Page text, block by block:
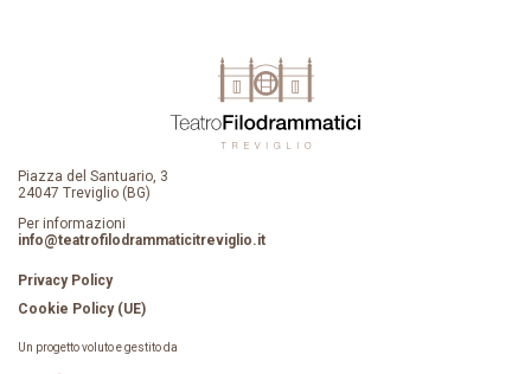
Piazza del Santuario, 3
24047 Treviglio (BG)
Per informazioni
info@teatrofilodrammaticitreviglio.it
Privacy Policy
Cookie Policy (UE)
Un progetto voluto e gestito da